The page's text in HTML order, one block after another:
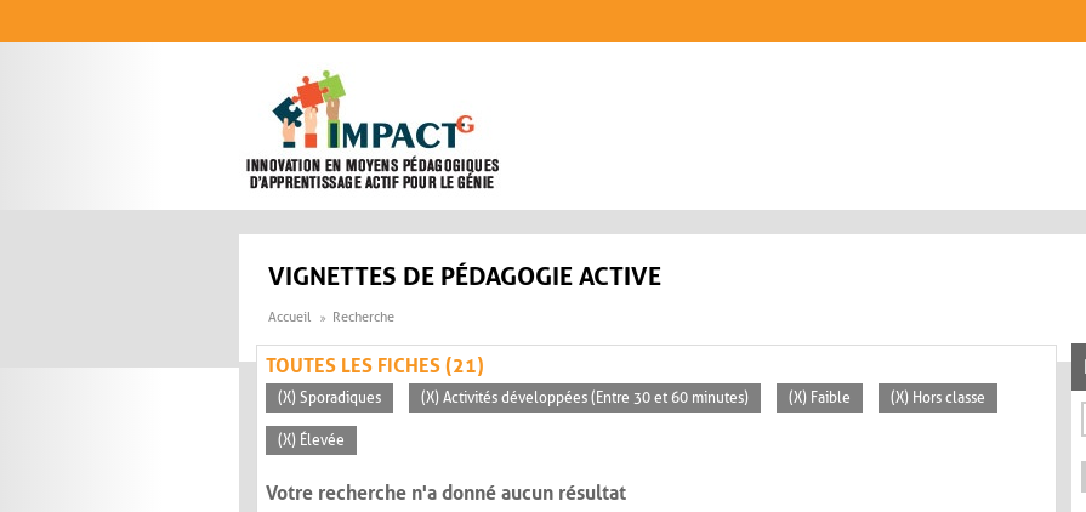
VIGNETTES DE PÉDAGOGIE ACTIVE
Accueil Recherche
TOUTES LES FICHES (21)
(X) Sporadiques (X) Activités développées (Entre 30 et 60 minutes) (X) Faible (X) Hors classe
(X) Élevée
Votre recherche n'a donné aucun résultat